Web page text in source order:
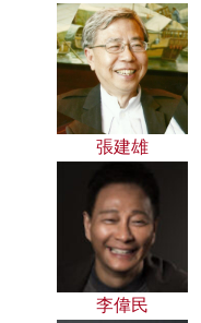
張建雄
李偉民